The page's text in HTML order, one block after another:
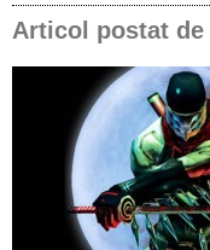
Articol postat de